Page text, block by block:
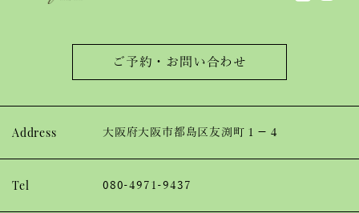
ご予約・お問い合わせ
Address 大阪府大阪市都島区友渕町１−４
Tel 080-4971-9437